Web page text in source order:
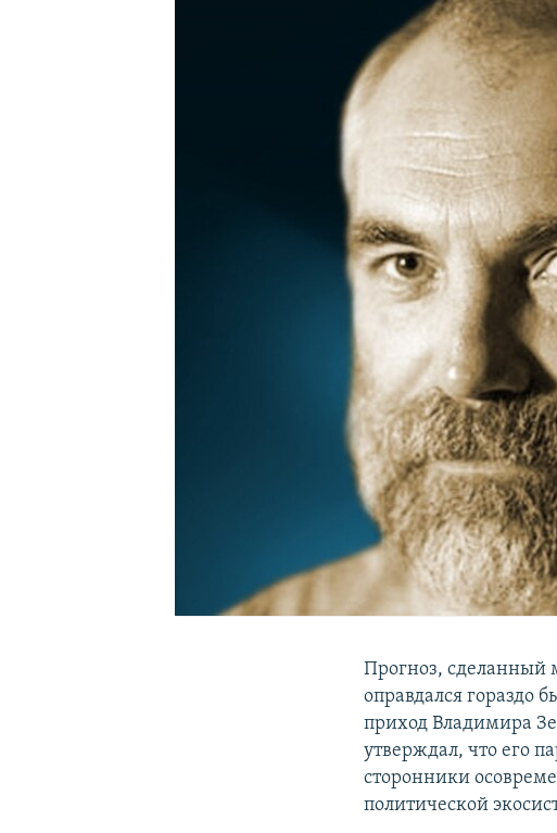
Прогноз,
оправдался гораздо
приход Владимира
утверждал, что его
сторонники
политической